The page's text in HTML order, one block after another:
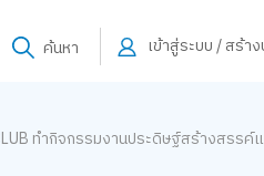
ค้นหา เข้าสู่ระบบ / สร้า
ทำกิจกรรมงานประดิษฐ์สร้างสรรค์